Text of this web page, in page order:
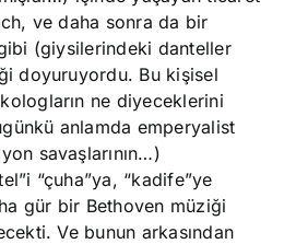
ve daha sonra da bir
gibi (giysilerindeki danteller
doyuruyordu. Bu kişisel
ne diyeceklerini
anlamda emperyalist
savaşlarının…)
“çuha”ya, “kadife”ye
gür bir Bethoven müziği
Ve bunun arkasından